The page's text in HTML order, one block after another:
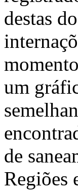
destas
um
de
Regiões